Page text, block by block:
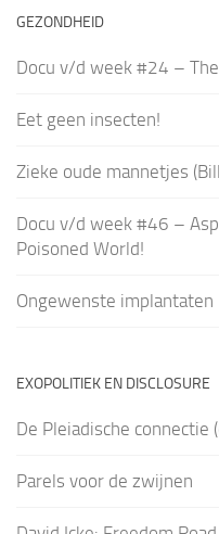
GEZONDHEID
Docu v/d week #24 –
Eet geen insecten!
Zieke oude mannetjes
Docu v/d week #46 –
Poisoned World!
Ongewenste implantaten
EXOPOLITIEK EN DISCLOSURE
De Pleiadische connectie
Parels voor de zwijnen